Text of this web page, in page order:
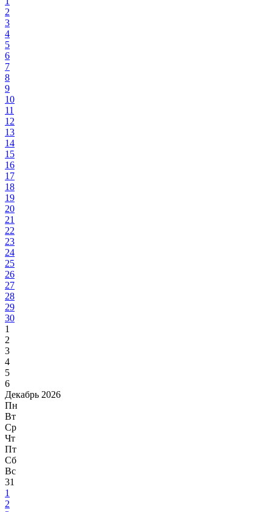
2
3
4
5
6
7
8
9
10
11
12
13
14
15
16
17
18
19
20
21
22
23
24
25
26
27
28
29
30
1
2
3
4
5
6
Декабрь 2026
Пн
Вт
Ср
Чт
Пт
Сб
Вс
31
1
2